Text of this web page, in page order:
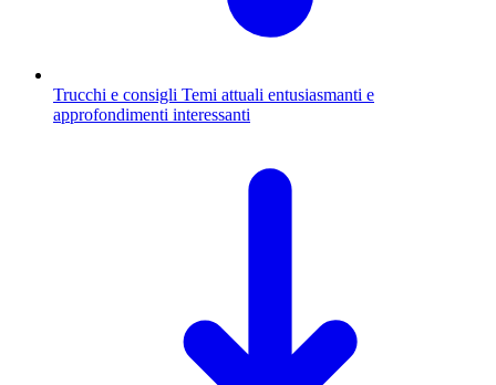
Trucchi e consigli Temi attuali entusiasmanti e
approfondimenti interessanti